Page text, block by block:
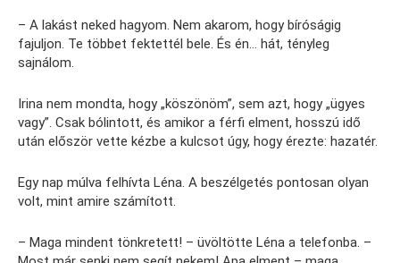
– A lakást neked hagyom. Nem akarom, hogy bíróságig
fajuljon. Te többet fektettél bele. És én… hát, tényleg
sajnálom.
Irina nem mondta, hogy „köszönöm”, sem azt, hogy „ügyes
vagy”. Csak bólintott, és amikor a férfi elment, hosszú idő
után először vette kézbe a kulcsot úgy, hogy érezte: hazatér.
Egy nap múlva felhívta Léna. A beszélgetés pontosan olyan
volt, mint amire számított.
– Maga mindent tönkretett! – üvöltötte Léna a telefonba. –